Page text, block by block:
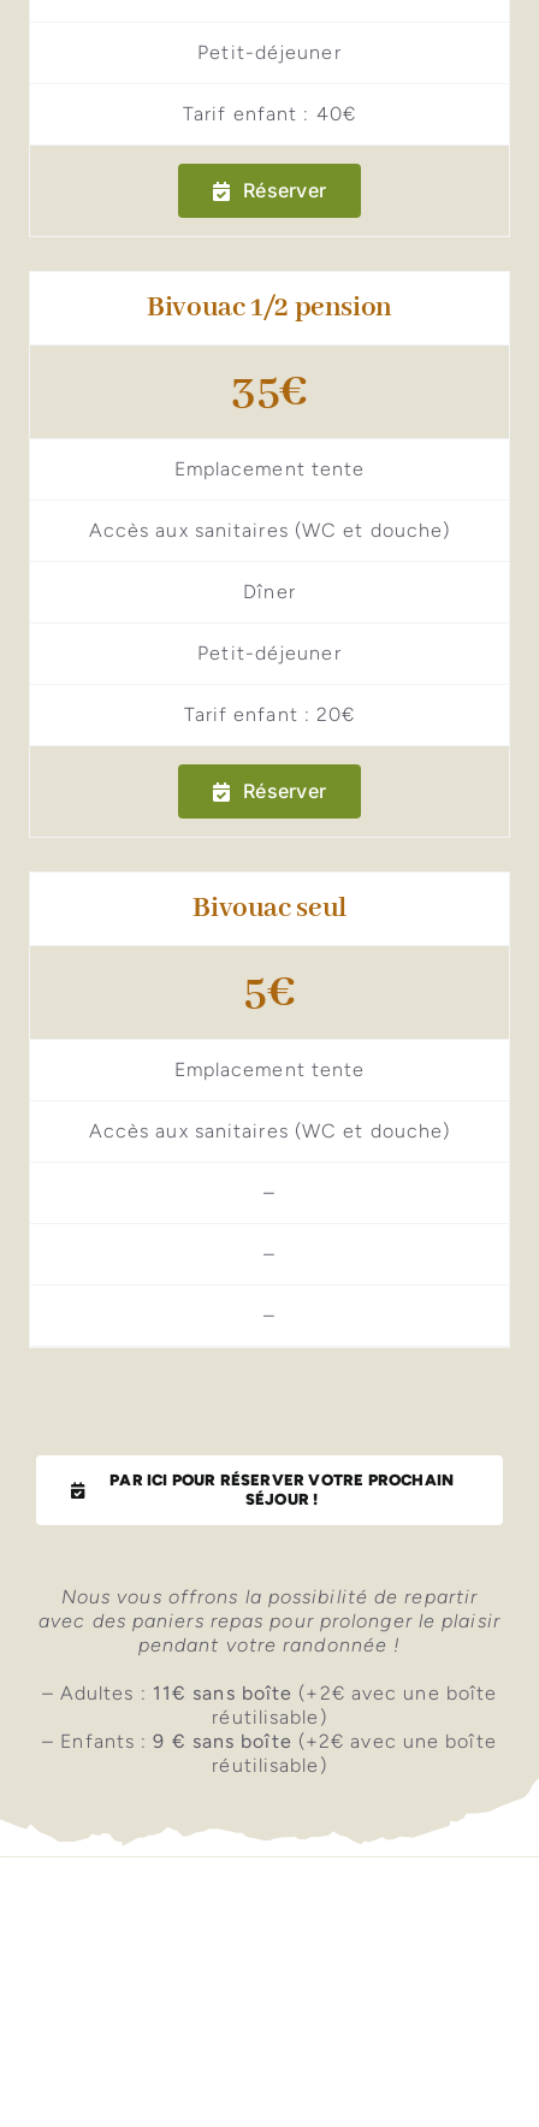
Petit-déjeuner
Tarif enfant : 40€
Réserver
Bivouac 1/2 pension
35€
Emplacement tente
Accès aux sanitaires (WC et douche)
Dîner
Petit-déjeuner
Tarif enfant : 20€
Réserver
Bivouac seul
5€
Emplacement tente
Accès aux sanitaires (WC et douche)
–
–
–
PAR ICI POUR RÉSERVER VOTRE PROCHAIN
SÉJOUR !
Nous vous offrons la possibilité de repartir
avec des paniers repas pour prolonger le plaisir
pendant votre randonnée !
– Adultes : 11€ sans boîte (+2€ avec une boîte
réutilisable)
– Enfants :9 € sans boîte (+2€ avec une boîte
réutilisable)